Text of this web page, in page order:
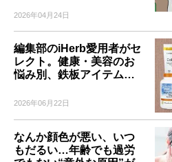
2026年04月24日
編集部のiHerb愛用者がセ
レクト。健康・美容のお
悩み別、鉄板アイテム…
2026年06月22日
なんか顔色が悪い、いつ
もだるい…年齢でも過労